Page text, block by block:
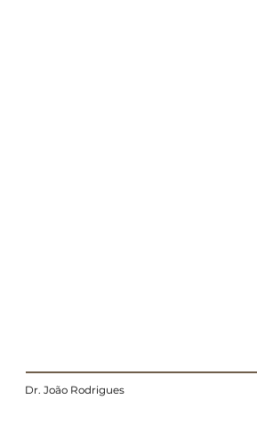
Dr. João Rodrigues